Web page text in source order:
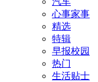
心事家事
精选
特辑
早报校园
热门
生活贴士